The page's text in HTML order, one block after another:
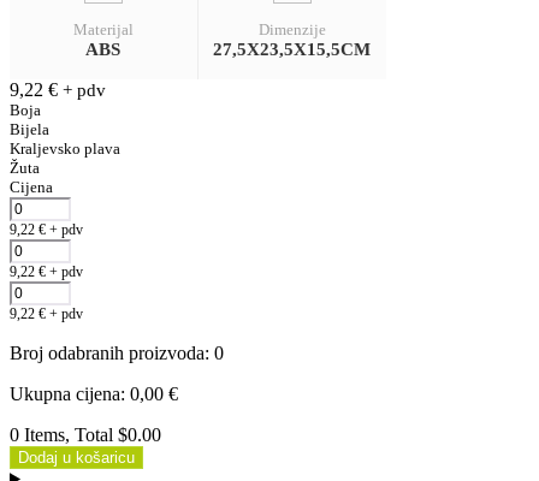
Materijal
ABS
Dimenzije
27,5X23,5X15,5CM
9,22 € + pdv
Boja
Bijela
Kraljevsko plava
Žuta
Cijena
9,22 € + pdv
9,22 € + pdv
9,22 € + pdv
Broj odabranih proizvoda: 0
Ukupna cijena: 0,00 €
0 Items, Total $0.00
Dodaj u košaricu